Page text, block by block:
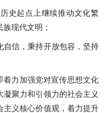
史起点上继续推动文化繁
现代文明；
自信，秉持开放包容，坚持
着力加强党对宣传思想文化
聚力和引领力的社会主义
主义核心价值观，着力提升